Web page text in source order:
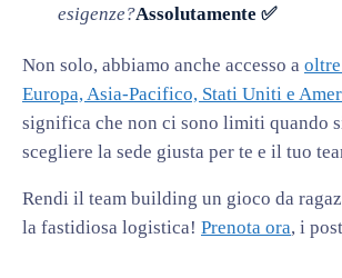
esigenze?Assolutamente ✅
Non solo, abbiamo anche accesso a
Europa, Asia-Pacifico, Stati Uniti e
significa che non ci sono limiti quando
scegliere la sede giusta per te e il tuo
Rendi il team building un gioco da
la fastidiosa logistica! Prenota ora, i